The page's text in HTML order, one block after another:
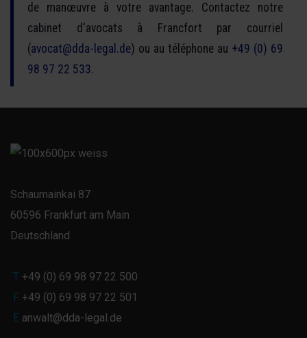
de manœuvre à votre avantage. Contactez notre
cabinet d'avocats à Francfort par courriel
(avocat@dda-legal.de) ou au téléphone au +49 (0) 69
98 97 22 533.
Schaumainkai 87
60596 Frankfurt am Main
Deutschland
T +49 (0) 69 98 97 22 500
F +49 (0) 69 98 97 22 501
E anwalt@dda-legal.de